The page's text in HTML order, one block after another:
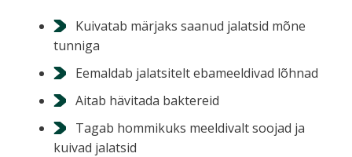
Kuivatab märjaks saanud jalatsid mõne
tunniga
Eemaldab jalatsitelt ebameeldivad lõhnad
Aitab hävitada baktereid
Tagab hommikuks meeldivalt soojad ja
kuivad jalatsid